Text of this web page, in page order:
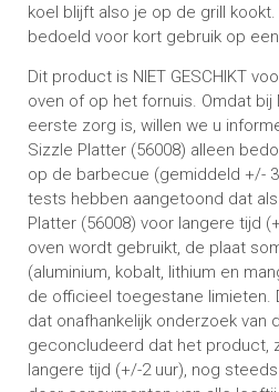
koel blijft also je op de grill kookt.
bedoeld voor kort gebruik op
Dit product is NIET GESCHIKT
oven of op het fornuis. Omdat
eerste zorg is, willen we u
Sizzle Platter (56008) alleen
op de barbecue (gemiddeld +/-
tests hebben aangetoond dat
Platter (56008) voor langere tijd
oven wordt gebruikt, de plaat
(aluminium, kobalt, lithium en
de officieel toegestane limieten.
dat onafhankelijk onderzoek van
geconcludeerd dat het product,
langere tijd (+/-2 uur), nog